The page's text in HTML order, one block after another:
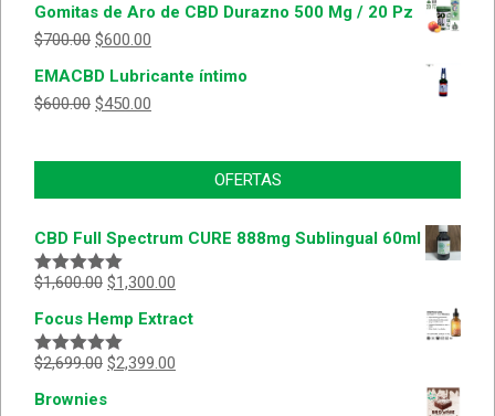
Gomitas de Aro de CBD Durazno 500 Mg / 20 Pz
$700.00 $600.00
EMACBD Lubricante íntimo
$600.00 $450.00
OFERTAS
CBD Full Spectrum CURE 888mg Sublingual 60ml
Valorado
5
$1,600.00 $1,300.00
Focus Hemp Extract
Valorado
5
$2,699.00 $2,399.00
Brownies